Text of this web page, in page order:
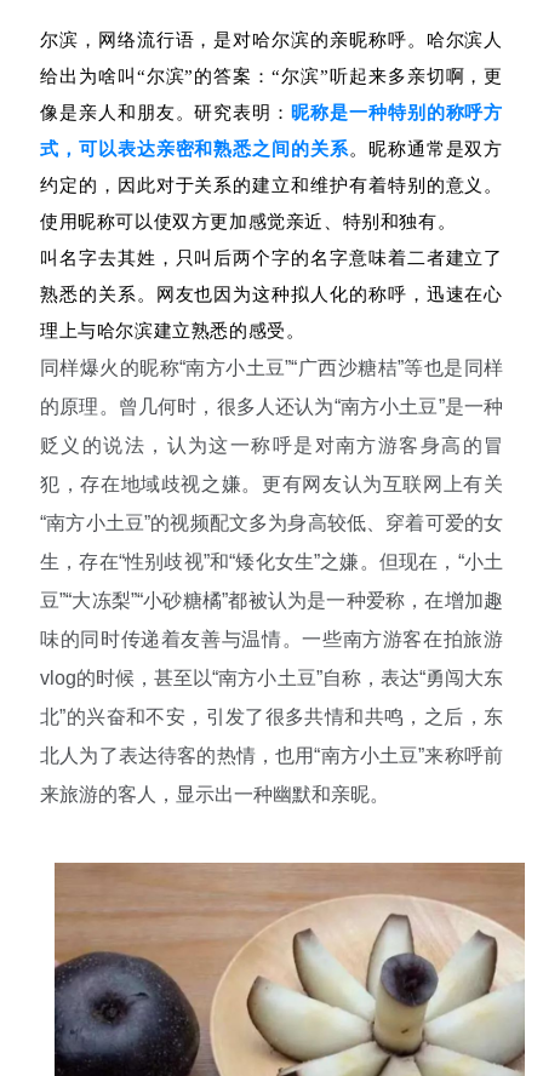
尔滨，网络流行语，是对哈尔滨的亲昵称呼。哈尔滨人
给出为啥叫“尔滨”的答案：“尔滨”听起来多亲切啊，更
像是亲人和朋友。研究表明： 昵称是一种特别的称呼方
式，可以表达亲密和熟悉之间的关系。昵称通常是双方
约定的，因此对于关系的建立和维护有着特别的意义。
使用昵称可以使双方更加感觉亲近、特别和独有。
叫名字去其姓，只叫后两个字的名字意味着二者建立了
熟悉的关系。网友也因为这种拟人化的称呼，迅速在心
理上与哈尔滨建立熟悉的感受。
同样爆火的昵称“南方小土豆”“广西沙糖桔”等也是同样
的原理。曾几何时，很多人还认为“南方小土豆”是一种
贬义的说法，认为这一称呼是对南方游客身高的冒
犯，存在地域歧视之嫌。更有网友认为互联网上有关
“南方小土豆”的视频配文多为身高较低、穿着可爱的女
生，存在“性别歧视”和“矮化女生”之嫌。但现在，“小土
豆”“大冻梨”“小砂糖橘”都被认为是一种爱称，在增加趣
味的同时传递着友善与温情。一些南方游客在拍旅游
vlog的时候，甚至以“南方小土豆”自称，表达“勇闯大东
北”的兴奋和不安，引发了很多共情和共鸣，之后，东
北人为了表达待客的热情，也用“南方小土豆”来称呼前
来旅游的客人，显示出一种幽默和亲昵。